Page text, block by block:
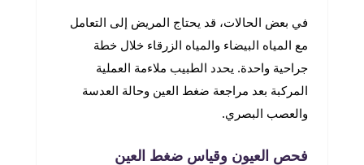
في بعض الحالات، قد يحتاج المريض إلى التعامل
مع المياه البيضاء والمياه الزرقاء خلال خطة
جراحية واحدة. يحدد الطبيب ملاءمة العملية
المركبة بعد مراجعة ضغط العين وحالة العدسة
والعصب البصري.
فحص العيون وقياس ضغط العين